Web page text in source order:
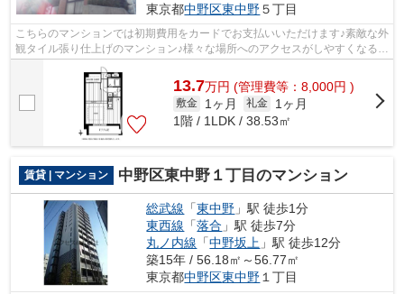
東京都中野区東中野５丁目
こちらのマンションでは初期費用をカードでお支払いいただけます♪素敵な外
観タイル張り仕上げのマンション♪様々な場所へのアクセスがしやすくなる2
駅以上利用可能な物件です♪こちらの...
13.7万円 (管理費等：8,000円 )
敷金 1ヶ月 礼金
1ヶ月
1階 / 1LDK / 38.53㎡
賃貸 | マンション 中野区東中野１丁目のマンション
総武線 「東中野 」駅 徒歩1分
東西線 「落合 」駅 徒歩7分
丸ノ内線 「中野坂上 」駅 徒歩12分
築15年 / 56.18㎡～56.77㎡
東京都中野区東中野 １丁目